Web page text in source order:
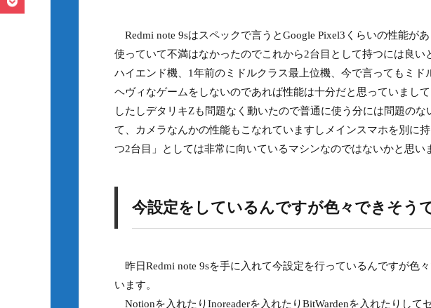
Redmi note 9sはスペックで言うとGoogle Pixel3くらいの性能が
使っていて不満はなかったのでこれから2台目として持つには良
ハイエンド機、1年前のミドルクラス最上位機、今で言ってもミ
ヘヴィなゲームをしないのであれば性能は十分だと思っていまし
したしデタリキZも問題なく動いたので普通に使う分には問題の
て、カメラなんかの性能もこなれていますしメインスマホを別に
つ2台目」としては非常に向いているマシンなのではないかと思い
今設定をしているんですが色々できそう
昨日Redmi note 9sを手に入れて今設定を行っているんですが色
います。
Notionを入れたりInoreaderを入れたりBitWardenを入れたりして